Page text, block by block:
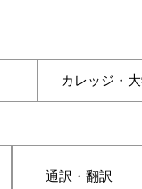
カレッジ・
通訳・翻訳